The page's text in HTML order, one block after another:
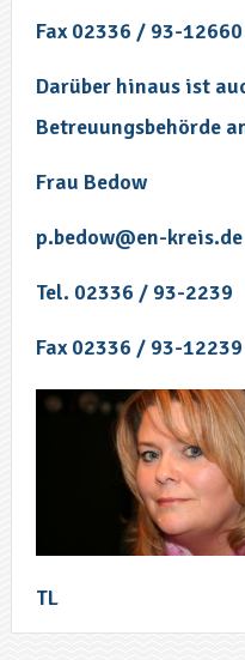
Fax 02336 / 93-12660
Darüber hinaus ist
Betreuungsbehörde
Frau Bedow
p.bedow@en-kreis.de
Tel. 02336 / 93-2239
Fax 02336 / 93-12239
TL